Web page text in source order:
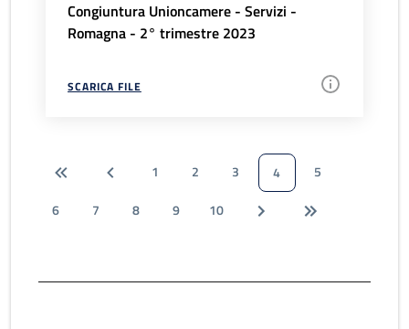
Congiuntura Unioncamere - Servizi -
Romagna - 2° trimestre 2023
SCARICA FILE
1 2 3 4
5
6
7 8 9 10